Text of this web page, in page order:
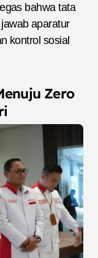
bahwa tata
aparatur
kontrol sosial
Zero